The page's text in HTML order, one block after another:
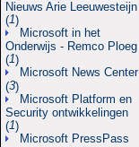
Nieuws Arie Leeuwesteijn
(1)
Microsoft in het
Onderwijs - Remco Ploeg
(1)
Microsoft News Center
(3)
Microsoft Platform en
Security ontwikkelingen
(1)
Microsoft PressPass